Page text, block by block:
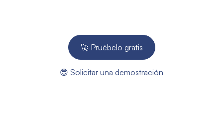
🚀 Pruébelo gratis
😎 Solicitar una demostración